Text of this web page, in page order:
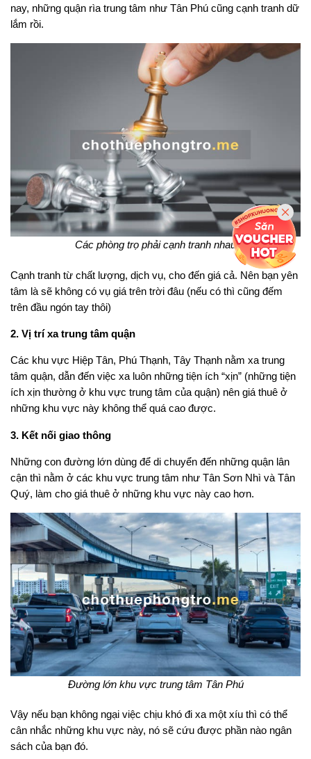
nay, những quận rìa trung tâm như Tân Phú cũng cạnh tranh dữ
lắm rồi.
Các phòng trọ phải cạnh tranh nhau
Cạnh tranh từ chất lượng, dịch vụ, cho đến giá cả. Nên bạn yên
tâm là sẽ không có vụ giá trên trời đâu (nếu có thì cũng đếm
trên đầu ngón tay thôi)
2. Vị trí xa trung tâm quận
Các khu vực Hiệp Tân, Phú Thạnh, Tây Thạnh nằm xa trung
tâm quận, dẫn đến việc xa luôn những tiện ích “xịn” (những tiện
ích xịn thường ở khu vực trung tâm của quận) nên giá thuê ở
những khu vực này không thể quá cao được.
3. Kết nối giao thông
Những con đường lớn dùng để di chuyển đến những quận lân
cận thì nằm ở các khu vực trung tâm như Tân Sơn Nhì và Tân
Quý, làm cho giá thuê ở những khu vực này cao hơn.
Đường lớn khu vực trung tâm Tân Phú
Vậy nếu bạn không ngại việc chịu khó đi xa một xíu thì có thể
cân nhắc những khu vực này, nó sẽ cứu được phần nào ngân
sách của bạn đó.